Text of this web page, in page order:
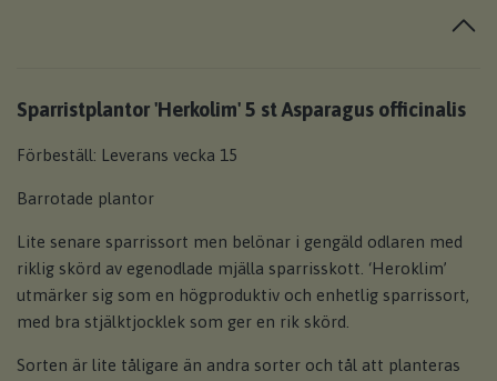
Sparristplantor 'Herkolim' 5 st Asparagus officinalis
Förbeställ: Leverans vecka 15
Barrotade plantor
Lite senare sparrissort men belönar i gengäld odlaren med
riklig skörd av egenodlade mjälla sparrisskott. ‘Heroklim’
utmärker sig som en högproduktiv och enhetlig sparrissort,
med bra stjälktjocklek som ger en rik skörd.
Sorten är lite tåligare än andra sorter och tål att planteras